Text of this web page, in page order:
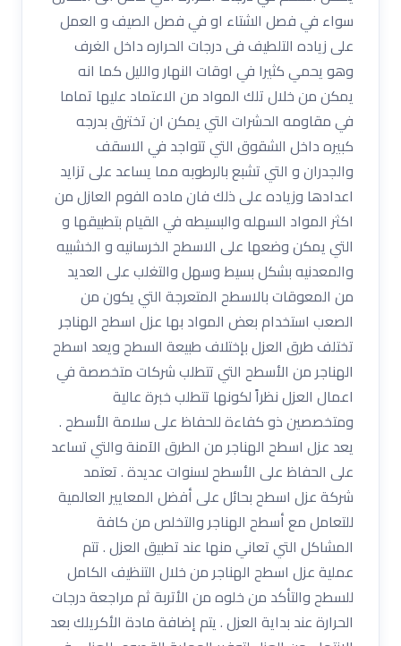
سواء في فصل الشتاء او في فصل الصيف و العمل
على زياده التلطيف فى درجات الحراره داخل الغرف
وهو يحمي كثيرا في اوقات النهار والليل كما انه
يمكن من خلال تلك المواد من الاعتماد عليها تماما
في مقاومه الحشرات التي يمكن ان تخترق بدرجه
كبيره داخل الشقوق التي تتواجد في الاسقف
والجدران و التي تشبع بالرطوبه مما يساعد على تزايد
اعدادها وزياده على ذلك فان ماده الفوم العازل من
اكثر المواد السهله والبسيطه في القيام بتطبيقها و
التي يمكن وضعها على الاسطح الخرسانيه و الخشبيه
والمعدنيه بشكل بسيط وسهل والتغلب على العديد
من المعوقات بالاسطح المتعرجة التي يكون من
الصعب استخدام بعض المواد بها عزل اسطح الهناجر
تختلف طرق العزل بإختلاف طبيعة السطح ويعد اسطح
الهناجر من الأسطح التي تتطلب شركات متخصصة في
اعمال العزل نظراً لكونها تتطلب خبرة عالية
ومتخصصين ذو كفاءة للحفاظ على سلامة الأسطح .
يعد عزل اسطح الهناجر من الطرق الآمنة والتي تساعد
على الحفاظ على الأسطح لسنوات عديدة . تعتمد
شركة عزل اسطح بحائل على أفضل المعايير العالمية
للتعامل مع أسطح الهناجر والتخلص من كافة
المشاكل التي تعاني منها عند تطبيق العزل . تتم
عملية عزل اسطح الهناجر من خلال التنظيف الكامل
للسطح والتأكد من خلوه من الأتربة ثم مراجعة درجات
الحرارة عند بداية العزل . يتم إضافة مادة الأكريلك بعد